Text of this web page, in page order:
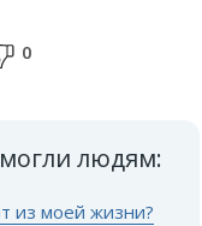
0
людям:
из моей жизни?